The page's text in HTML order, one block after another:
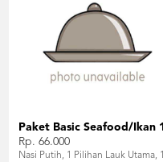
Paket Basic Seafood/Ikan 1
Rp. 66.000
Nasi Putih, 1 Pilihan Lauk Utama, 1